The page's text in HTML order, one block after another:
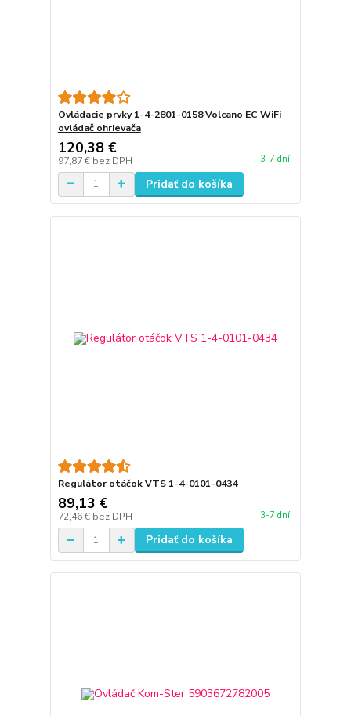
Ovládacie prvky 1-4-2801-0158 Volcano EC WiFi
ovládač ohrievača
120,38 €
97,87 € bez DPH 3-7 dní
Pridať do košíka
Regulátor otáčok VTS 1-4-0101-0434
89,13 €
72,46 € bez DPH 3-7 dní
Pridať do košíka